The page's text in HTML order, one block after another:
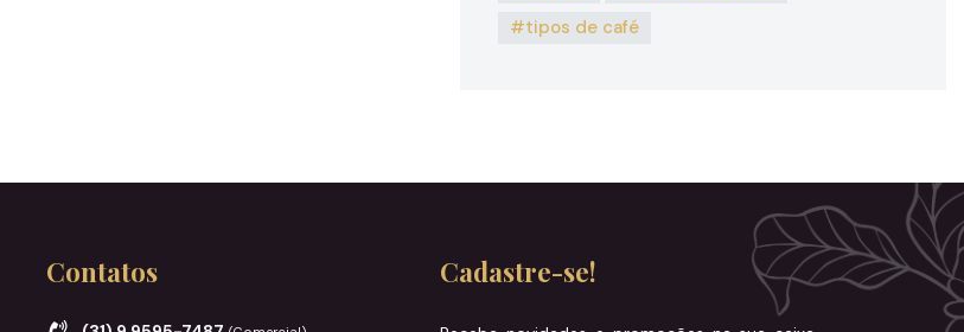
tipos de café
Contatos Cadastre-se!